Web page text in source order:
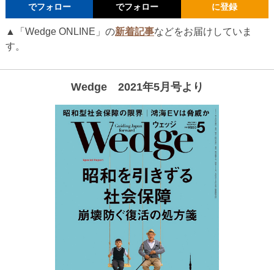
でフォロー でフォロー に登録
▲「Wedge ONLINE」の新着記事などをお届けしていま
す。
Wedge 2021年5月号より